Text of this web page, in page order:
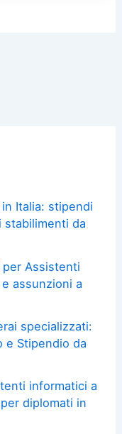
Italia: stipendi
da
per Assistenti
assunzioni a
specializzati:
e Stipendio da
informatici a
diplomati in